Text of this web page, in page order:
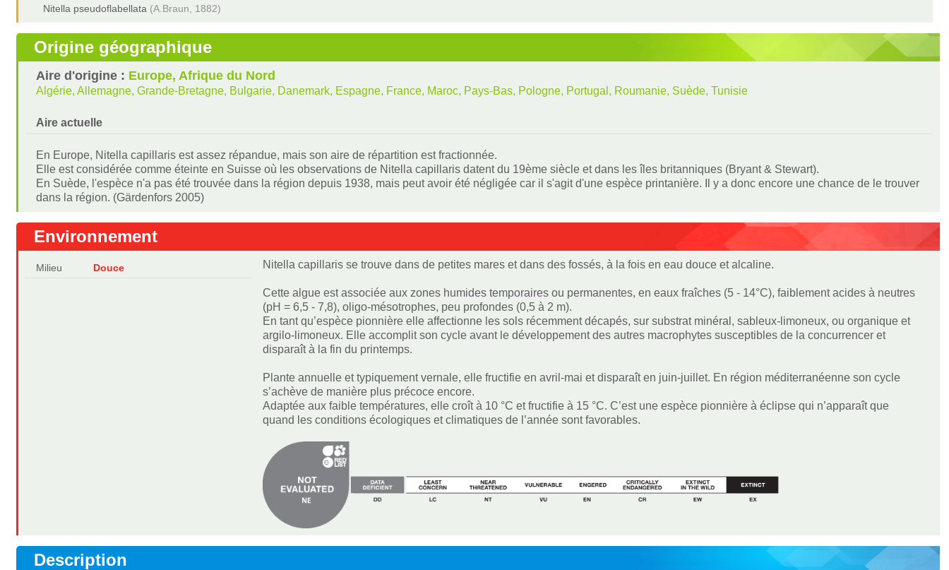
Nitella pseudoflabellata (A.Braun, 1882)
Origine géographique
Aire d'origine : Europe, Afrique du Nord
Algérie, Allemagne, Grande-Bretagne, Bulgarie, Danemark, Espagne, France, Maroc, Pays-Bas, Pologne, Portugal, Roumanie, Suède, Tunisie
Aire actuelle
En Europe, Nitella capillaris est assez répandue, mais son aire de répartition est fractionnée.
Elle est considérée comme éteinte en Suisse où les observations de Nitella capillaris datent du 19ème siècle et dans les îles britanniques (Bryant & Stewart).
En Suède, l'espèce n'a pas été trouvée dans la région depuis 1938, mais peut avoir été négligée car il s'agit d'une espèce printanière. Il y a donc encore une chance de le trouver
dans la région. (Gärdenfors 2005)
Environnement
Milieu Douce Nitella capillaris se trouve dans de petites mares et dans des fossés, à la fois en eau douce et alcaline.
Cette algue est associée aux zones humides temporaires ou permanentes, en eaux fraîches (5 - 14°C), faiblement acides à neutres
(pH = 6,5 - 7,8), oligo-mésotrophes, peu profondes (0,5 à 2 m).
En tant qu’espèce pionnière elle affectionne les sols récemment décapés, sur substrat minéral, sableux-limoneux, ou organique et
argilo-limoneux. Elle accomplit son cycle avant le développement des autres macrophytes susceptibles de la concurrencer et
disparaît à la fin du printemps.
Plante annuelle et typiquement vernale, elle fructifie en avril-mai et disparaît en juin-juillet. En région méditerranéenne son cycle
s’achève de manière plus précoce encore.
Adaptée aux faible températures, elle croît à 10 °C et fructifie à 15 °C. C’est une espèce pionnière à éclipse qui n’apparaît que
quand les conditions écologiques et climatiques de l’année sont favorables.
Description